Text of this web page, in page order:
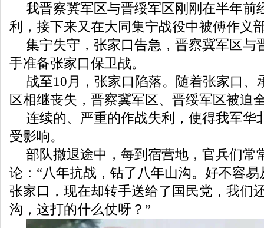
我晋察冀军区与晋绥军区刚刚在半年前
利，接下来又在大同集宁战役中被傅作义
集宁失守，张家口告急，晋察冀军区与
手准备张家口保卫战。
战至10月，张家口陷落。随着张家口、
区相继丧失，晋察冀军区、晋绥军区被迫
连续的、严重的作战失利，使得我军华
受影响。
部队撤退途中，每到宿营地，官兵们常
论：“八年抗战，钻了八年山沟。好不容
张家口，现在却转手送给了国民党，我们
沟，这打的什么仗呀？”